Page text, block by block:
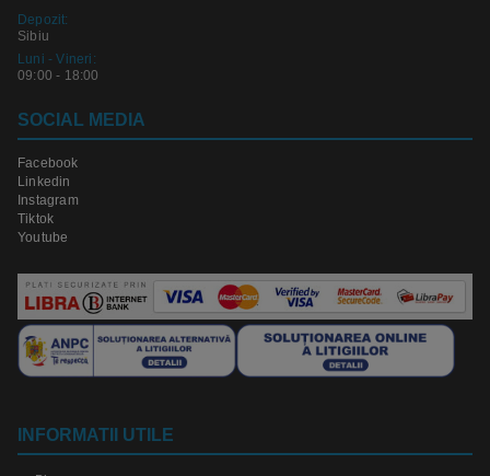
Depozit:
Sibiu
Luni - Vineri:
09:00 - 18:00
SOCIAL MEDIA
Facebook
Linkedin
Instagram
Tiktok
Youtube
INFORMATII UTILE